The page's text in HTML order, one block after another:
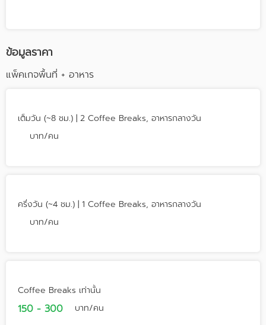
ข้อมูลราคา
แพ็คเกจพื้นที่ + อาหาร
เต็มวัน (~8 ชม.) | 2 Coffee Breaks, อาหารกลางวัน
บาท/คน
ครึ่งวัน (~4 ชม.) | 1 Coffee Breaks, อาหารกลางวัน
บาท/คน
Coffee Breaks เท่านั้น
150 - 300 บาท/คน